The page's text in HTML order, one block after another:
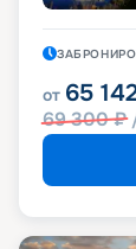
от 65
69 300₽